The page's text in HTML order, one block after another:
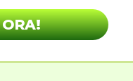
ORA!